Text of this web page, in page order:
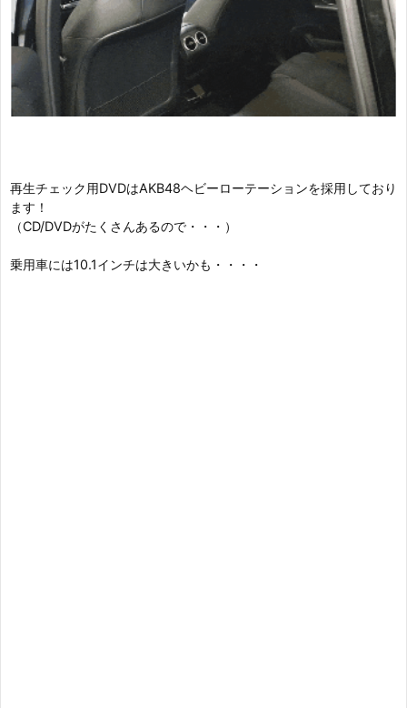
再生チェック用DVDはAKB48ヘビーローテーションを採用しており
ます！
（CD/DVDがたくさんあるので・・・）
乗用車には10.1インチは大きいかも・・・・